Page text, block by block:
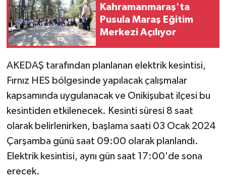
Kahramanmaraş'ta
Pusula Maraş Eğitim
Merkezi Açılıyor
AKEDAŞ tarafından planlanan elektrik kesintisi,
Fırnız HES bölgesinde yapılacak çalışmalar
kapsamında uygulanacak ve Onikişubat ilçesi bu
kesintiden etkilenecek. Kesinti süresi 8 saat
olarak belirlenirken, başlama saati 03 Ocak 2024
Çarşamba günü saat 09:00 olarak planlandı.
Elektrik kesintisi, aynı gün saat 17:00'de sona
erecek.
YEREL YÖNETİM
MEDYA
SEÇİM 2011
ÜÇÜNCÜ SAYFA
BİLİMNET
Yemek
SİVİL TOPLUM